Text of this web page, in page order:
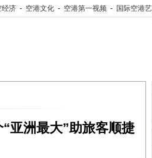
经济 - 空港文化 - 空港第一视频 - 国际空港
亚洲最大”助旅客顺捷